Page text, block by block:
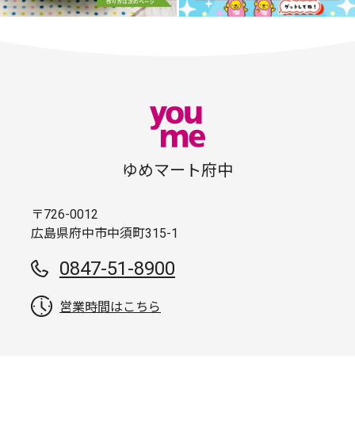
ゆめマート府中
〒726-0012
広島県府中市中須町315-1
0847-51-8900
営業時間はこちら